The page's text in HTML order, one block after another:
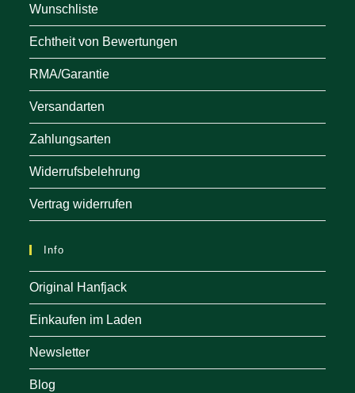
Wunschliste
Echtheit von Bewertungen
RMA/Garantie
Versandarten
Zahlungsarten
Widerrufsbelehrung
Vertrag widerrufen
Info
Original Hanfjack
Einkaufen im Laden
Newsletter
Blog